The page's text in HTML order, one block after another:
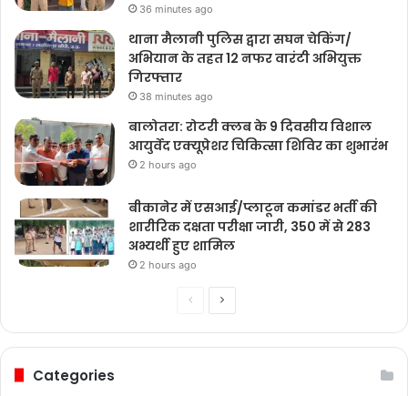
36 minutes ago
थाना मैलानी पुलिस द्वारा सघन चेकिंग/
अभियान के तहत 12 नफर वारंटी अभियुक्त
गिरफ्तार
38 minutes ago
बालोतरा: रोटरी क्लब के 9 दिवसीय विशाल
आयुर्वेद एक्यूप्रेशर चिकित्सा शिविर का शुभारंभ
2 hours ago
बीकानेर में एसआई/प्लाटून कमांडर भर्ती की
शारीरिक दक्षता परीक्षा जारी, 350 में से 283
अभ्यर्थी हुए शामिल
2 hours ago
PreviousNext
Categories